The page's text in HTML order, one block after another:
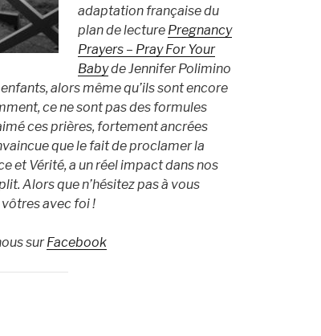
adaptation française du
plan de lecture Pregnancy
Prayers – Pray For Your
Babyde Jennifer Polimino
alors même qu’ils sont encore
ce ne sont pas des formules
ces prières, fortement ancrées
que le fait de proclamer la
et Vérité, a un réel impact dans nos
Alors que n’hésitez pas à vous
avec foi !
surFacebook